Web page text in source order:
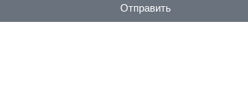
Отправить